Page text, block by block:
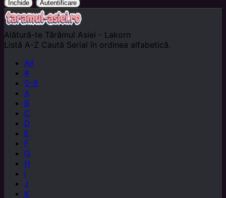
Închide Autentificare
Alătură-te Tărâmul Asiei - Lakorn
Listă A-Z Caută Serial în ordinea alfabetică.
All
#
0-9
A
B
C
D
E
F
G
H
I
J
K